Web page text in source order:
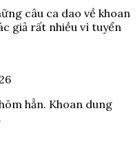
câu ca dao về khoan
giả rất nhiều vì tuyển
hẳn. Khoan dung